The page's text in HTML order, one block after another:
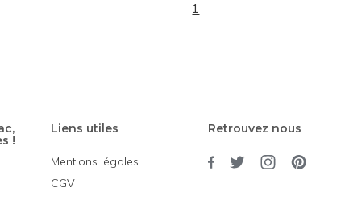
1
!
Liens utiles
Mentions légales
CGV
Retrouvez nous